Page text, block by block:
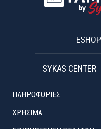
ESHOP
SYKAS CENTER
ΠΛΗΡΟΦΟΡΙΕΣ
ΧΡΉΣΙΜΑ